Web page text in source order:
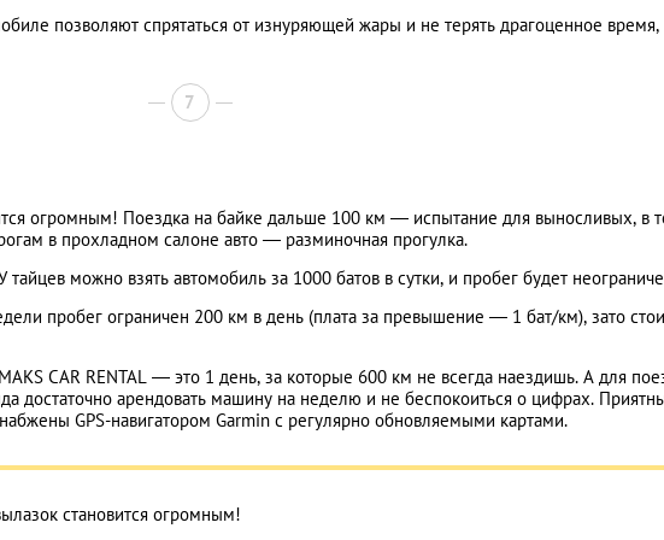
позволяют спрятаться от изнуряющей жары и не терять драгоценное время,
7
огромным! Поездка на байке дальше 100 км — испытание для выносливых, в
в прохладном салоне авто — разминочная прогулка.
можно взять автомобиль за 1000 батов в сутки, и пробег будет
пробег ограничен 200 км в день (плата за превышение — 1 бат/км), зато
CAR RENTAL — это 1 день, за которые 600 км не всегда наездишь. А для
достаточно арендовать машину на неделю и не беспокоиться о цифрах.
GPS-навигатором Garmin с регулярно обновляемыми картами.
становится огромным!